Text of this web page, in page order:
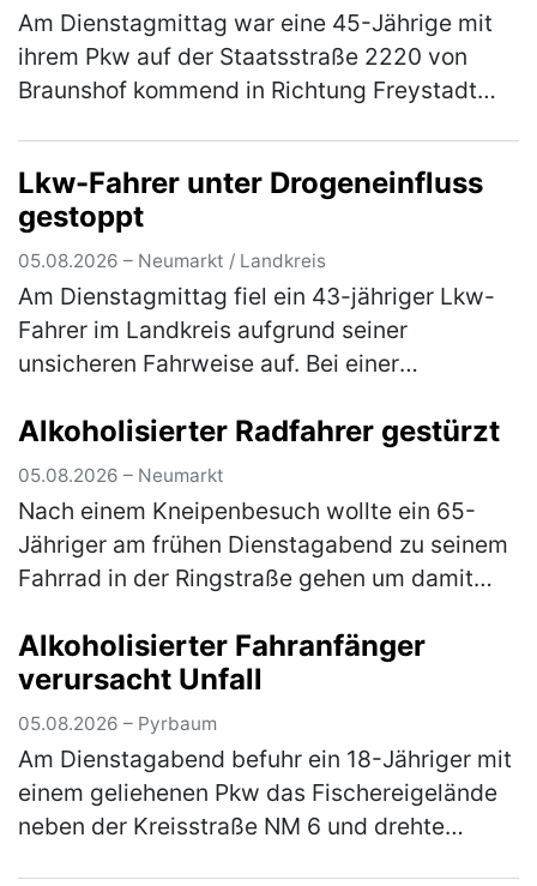
Am Dienstagmittag war eine 45-Jährige mit
ihrem Pkw auf der Staatsstraße 2220 von
Braunshof kommend in Richtung Freystadt
Lkw-Fahrer unter Drogeneinfluss
gestoppt
05.08.2026 – Neumarkt / Landkreis
Am Dienstagmittag fiel ein 43-jähriger Lkw-
Fahrer im Landkreis aufgrund seiner
unsicheren Fahrweise auf. Bei einer
festgestellt, dass der Herr unter dem Einflus…
(mehr)
Alkoholisierter Radfahrer gestürzt
05.08.2026 – Neumarkt
Nach einem Kneipenbesuch wollte ein 65-
Jähriger am frühen Dienstagabend zu seinem
Fahrrad in der Ringstraße gehen um damit
der Herr jedoch aufgrund seiner star…
Alkoholisierter Fahranfänger
verursacht Unfall
05.08.2026 – Pyrbaum
Am Dienstagabend befuhr ein 18-Jähriger mit
einem geliehenen Pkw das Fischereigelände
neben der Kreisstraße NM 6 und drehte